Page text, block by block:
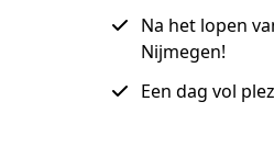
Na het lopen
Nijmegen!
Een dag vol